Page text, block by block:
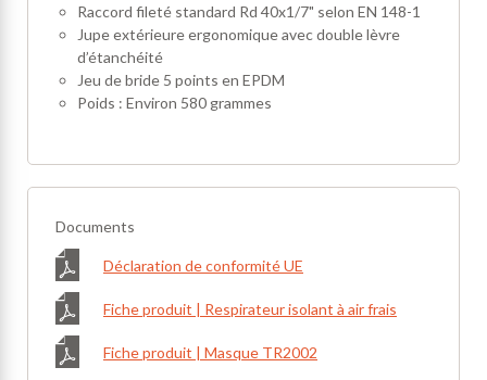
Raccord fileté standard Rd 40x1/7" selon EN 148-1
Jupe extérieure ergonomique avec double lèvre
d’étanchéité
Jeu de bride 5 points en EPDM
Poids : Environ 580 grammes
Documents
Déclaration de conformité UE
Fiche produit | Respirateur isolant à air frais
Fiche produit | Masque TR2002